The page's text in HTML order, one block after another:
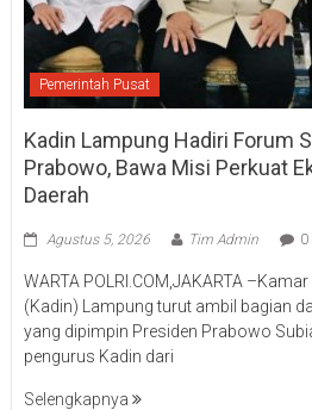
Pemerintah Pusat
Kadin Lampung Hadiri Forum
Prabowo, Bawa Misi Perkuat
Daerah
Agustus 5, 2026 Tim Admin 0
WARTA POLRI.COM,JAKARTA
(Kadin) Lampung turut ambil bagian
yang dipimpin Presiden Prabowo
pengurus Kadin dari
Selengkapnya